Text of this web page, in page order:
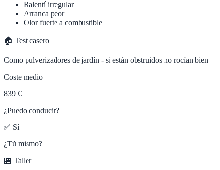
Ralentí irregular
Arranca peor
Olor fuerte a combustible
🏠 Test casero
Como pulverizadores de jardín - si están obstruidos no rocían bien
Coste medio
839 €
¿Puedo conducir?
✅ Sí
¿Tú mismo?
🏪 Taller